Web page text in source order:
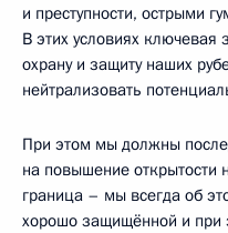
и преступности, острыми
В этих условиях
охрану и защиту наших
нейтрализовать
При этом мы должны
на повышение открытости
граница – мы всегда об
хорошо защищённой и при